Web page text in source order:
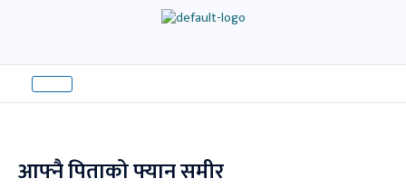
आफ्नै पिताको फ्यान समीर